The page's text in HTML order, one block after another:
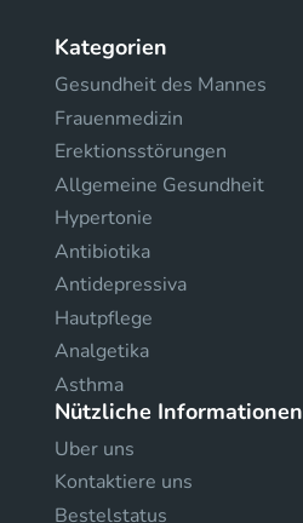
Kategorien
Gesundheit des Mannes
Frauenmedizin
Erektionsstörungen
Allgemeine Gesundheit
Hypertonie
Antibiotika
Antidepressiva
Hautpflege
Analgetika
Asthma
Nützliche Informationen
Uber uns
Kontaktiere uns
Bestelstatus